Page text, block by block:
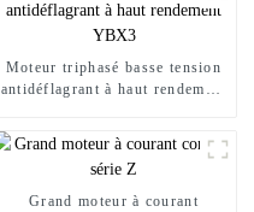
Moteur triphasé basse tension
antidéflagrant à haut rendement
Grand moteur à courant